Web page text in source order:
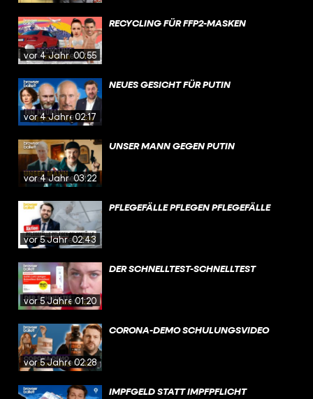
vor 4 Jahren00:55
RECYCLING FÜR FFP2-MASKEN
vor 4 Jahren02:17
NEUES GESICHT FÜR PUTIN
vor 4 Jahren03:22
UNSER MANN GEGEN PUTIN
vor 5 Jahren02:43
PFLEGEFÄLLE PFLEGEN PFLEGEFÄLLE
vor 5 Jahren01:20
DER SCHNELLTEST-SCHNELLTEST
vor 5 Jahren02:28
CORONA-DEMO SCHULUNGSVIDEO
IMPFGELD STATT IMPFPFLICHT